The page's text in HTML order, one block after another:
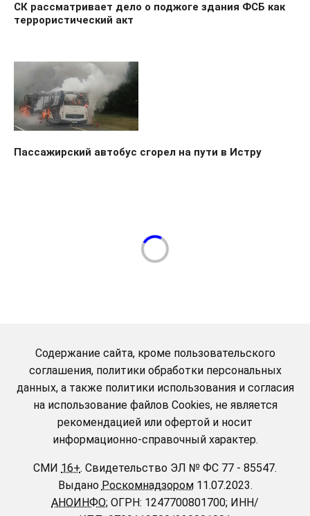
СК рассматривает дело о поджоге здания ФСБ как
террористический акт
Пассажирский автобус сгорел на пути в Истру
Содержание сайта, кроме пользовательского
соглашения, политики обработки персональных
данных, а также политики использования и согласия
на использование файлов Cookies, не является
рекомендацией или офертой и носит
информационно-справочный характер.
СМИ 16+. Свидетельство ЭЛ № ФС 77 - 85547.
Выдано Роскомнадзором11.07.2023.
АНОИНФО; ОГРН: 1247700801700; ИНН/